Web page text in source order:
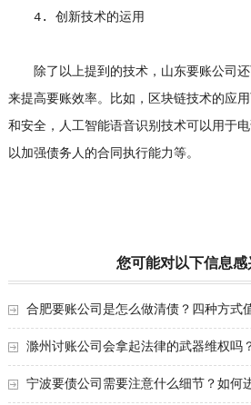
4. 创新技术的运用
除了以上提到的技术，山东要账公司还
来提高要账效率。比如，区块链技术的应
和安全，人工智能语音识别技术可以用于
以加强债务人的合同执行能力等。
您可能对以下信息感
合肥要账公司是怎么做清债？四种方式
滁州讨账公司会拿起法律的武器维权吗
值得学习！
宁波要债公司需要注意什么细节？如何